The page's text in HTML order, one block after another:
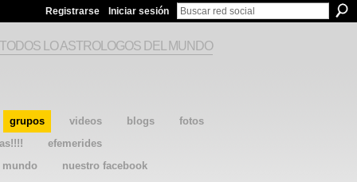
Registrarse Iniciar sesión
grupos videos blogs
fotos
efemerides
mundo
nuestro facebook
LO ASTROLOGOS DEL MUNDO